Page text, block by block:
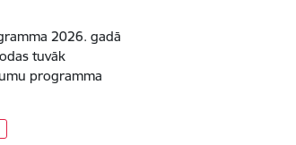
2026. gadā
tuvāk
programma